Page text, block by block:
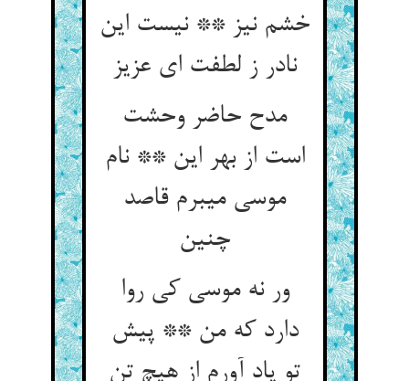
خشم نیز ** نیست این
نادر ز لطفت ای عزیز
مدح حاضر وحشت
است از بهر این ** نام
موسی می‏برم قاصد
چنین‏
ور نه موسی کی روا
دارد که من ** پیش
تو یاد آورم از هیچ تن‏